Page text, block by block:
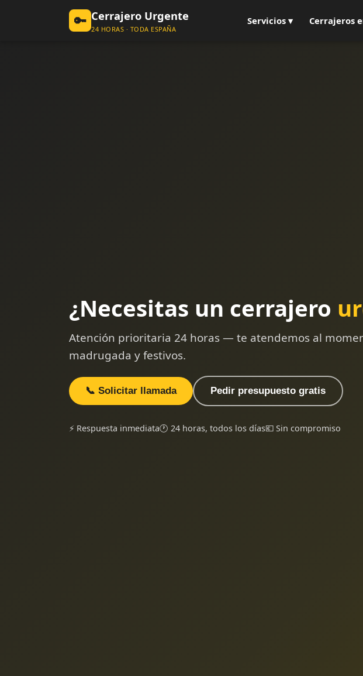
🔑 Cerrajero Urgente
24 HORAS · TODA ESPAÑA
Servicios ▾ Cerrajeros
¿Necesitas un cerrajero
Atención prioritaria 24 horas — te atendemos al
madrugada y festivos.
📞 Solicitar llamada Pedir presupuesto gratis
⚡ Respuesta inmediata🕐 24 horas, todos los días💶 Sin compromiso